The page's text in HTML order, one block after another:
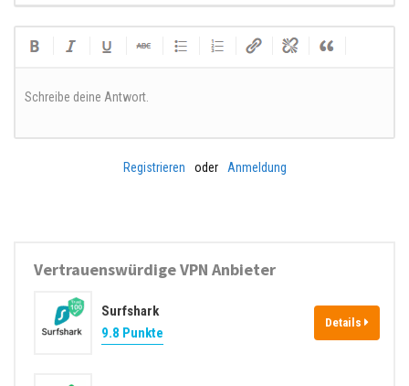
Schreibe deine Antwort.
Registrieren oder Anmeldung
Vertrauenswürdige VPN Anbieter
Surfshark
9.8 Punkte
Details